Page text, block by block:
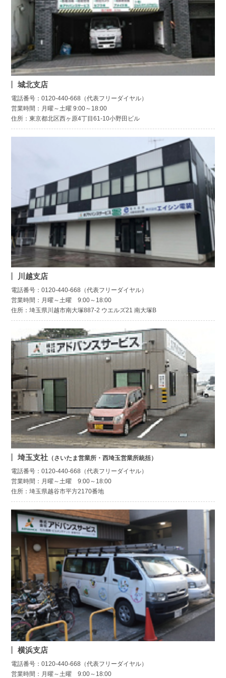
城北支店
電話番号：0120-440-668（代表フリーダイヤル）
営業時間：月曜～土曜 9:00～18:00
住所：東京都北区西ヶ原4丁目61-10小野田ビル
川越支店
電話番号：0120-440-668（代表フリーダイヤル）
営業時間：月曜～土曜 9:00～18:00
住所：埼玉県川越市南大塚887-2 ウエルズ21 南大塚B
埼玉支社 （さいたま営業所・西埼玉営業所統括）
電話番号：0120-440-668（代表フリーダイヤル）
営業時間：月曜～土曜 9:00～18:00
住所：埼玉県越谷市平方2170番地
横浜支店
電話番号：0120-440-668（代表フリーダイヤル）
営業時間：月曜～土曜 9:00～18:00